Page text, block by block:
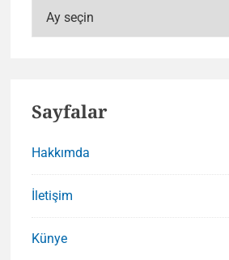
Sayfalar
Hakkımda
İletişim
Künye